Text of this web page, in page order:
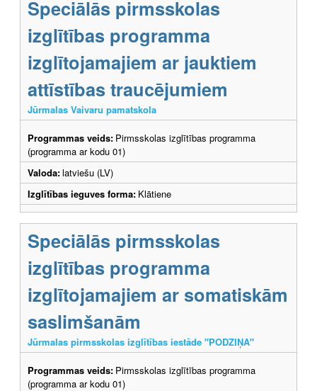
Speciālās pirmsskolas
izglītības programma
izglītojamajiem ar jauktiem
attīstības traucējumiem
Jūrmalas Vaivaru pamatskola
Programmas veids: Pirmsskolas izglītības programma
(programma ar kodu 01)
Valoda:latviešu (LV)
Izglītības ieguves forma: Klātiene
Speciālās pirmsskolas
izglītības programma
izglītojamajiem ar somatiskām
saslimšanām
Jūrmalas pirmsskolas izglītības iestāde "PODZIŅA"
Programmas veids: Pirmsskolas izglītības programma
(programma ar kodu 01)